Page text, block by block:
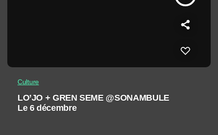
Culture
LO’JO + GREN SEME @SONAMBULE
Le 6 décembre